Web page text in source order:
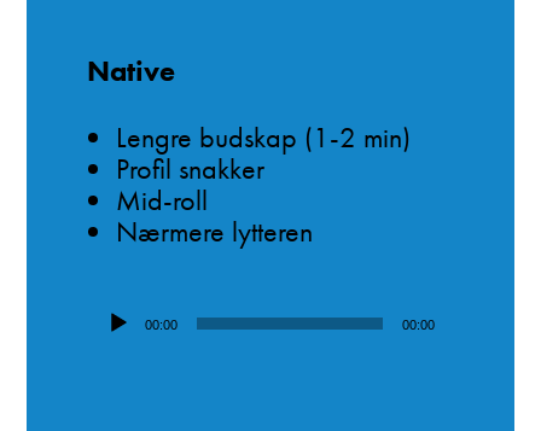
Native
Lengre budskap (1-2 min)
Profil snakker
Mid-roll
Nærmere lytteren
00:00 00:00